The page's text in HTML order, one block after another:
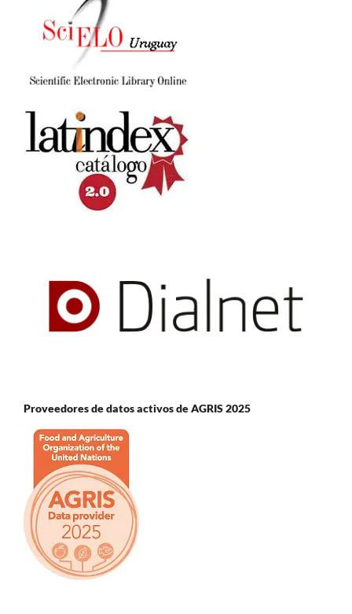
Proveedores de datos activos de AGRIS 2025